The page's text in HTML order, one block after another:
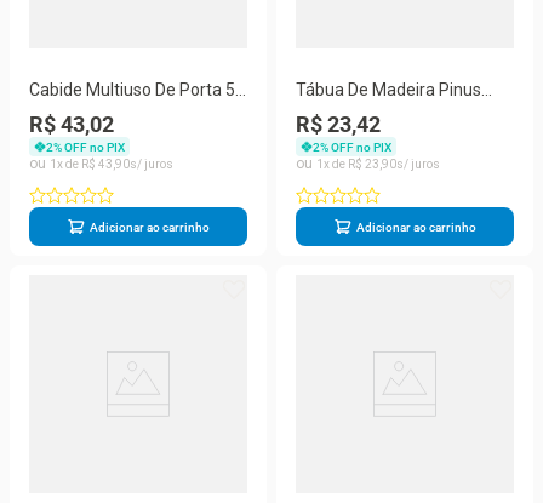
Cabide Multiuso De Porta 5
Ganchos - Stolf Cromado
R$ 43,02
2% OFF no PIX
1
R$ 43 90
Adicionar ao carrinho
Tábua De Madeira Pinus
Para Cozinha - Stolf 19x35
R$ 23,42
2% OFF no PIX
1
R$ 23 90
Adicionar ao carrinho